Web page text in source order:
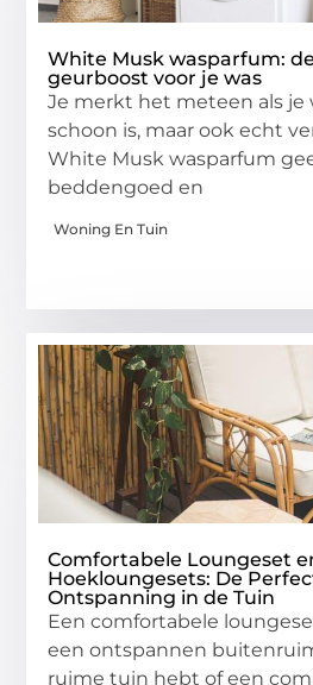
White Musk wasparfum:
geurboost voor je was
Je merkt het meteen als je
schoon is, maar ook echt
White Musk wasparfum
beddengoed en
Woning En Tuin
Comfortabele Loungeset
Hoekloungesets: De
Ontspanning in de Tuin
Een comfortabele
een ontspannen
ruime tuin hebt of een